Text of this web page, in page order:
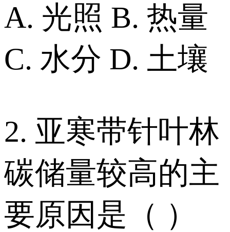
A. 光照 B. 热量
C. 水分 D. 土壤
2. 亚寒带针叶林
碳储量较高的主
要原因是（ ）